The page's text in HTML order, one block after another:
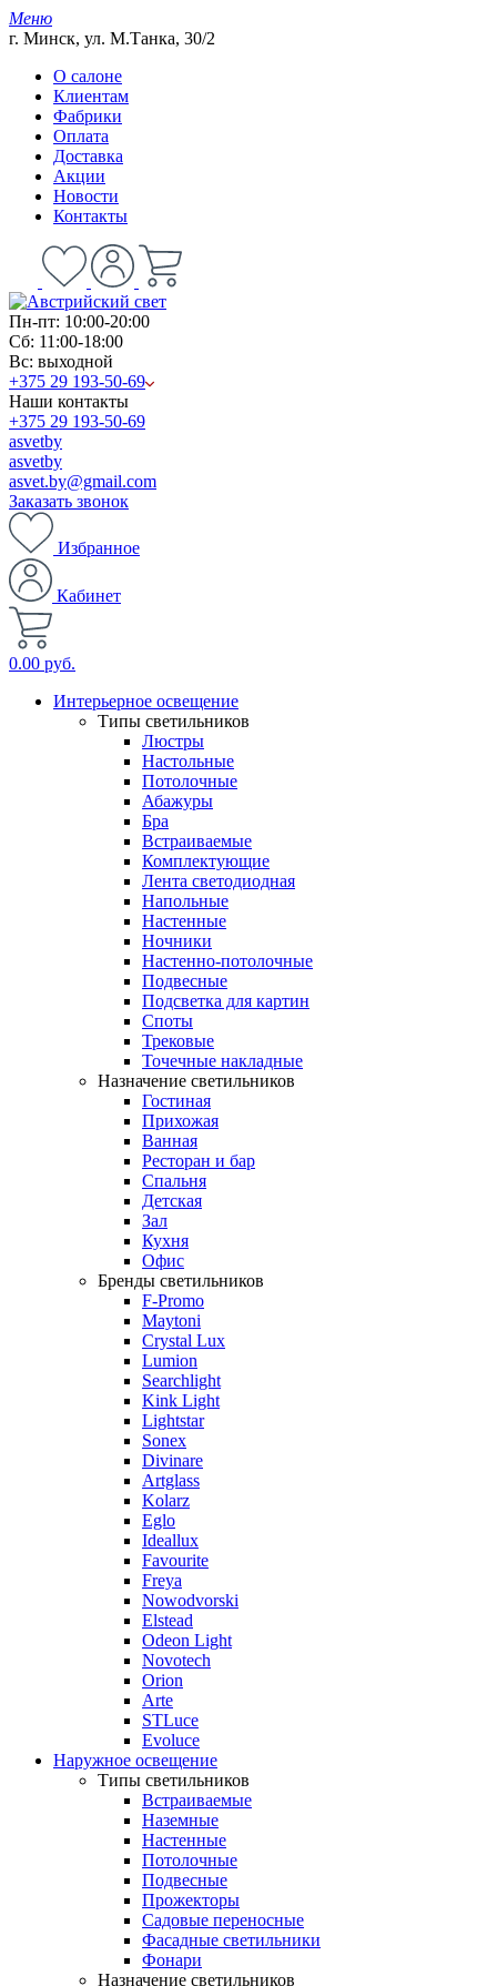
Меню
г. Минск, ул. М.Танка, 30/2
О салоне
Клиентам
Фабрики
Оплата
Доставка
Акции
Новости
Контакты
Пн-пт: 10:00-20:00
Сб: 11:00-18:00
Вс: выходной
+375 29 193-50-69
Наши контакты
+375 29 193-50-69
asvetby
asvetby
asvet.by@gmail.com
Заказать звонок
Избранное
Кабинет
0.00 руб.
Интерьерное освещение
Типы светильников
Люстры
Настольные
Потолочные
Абажуры
Бра
Встраиваемые
Комплектующие
Лента светодиодная
Напольные
Настенные
Ночники
Настенно-потолочные
Подвесные
Подсветка для картин
Споты
Трековые
Точечные накладные
Назначение светильников
Гостиная
Прихожая
Ванная
Ресторан и бар
Спальня
Детская
Зал
Кухня
Офис
Бренды светильников
F-Promo
Maytoni
Crystal Lux
Lumion
Searchlight
Kink Light
Lightstar
Sonex
Divinare
Artglass
Kolarz
Eglo
Ideallux
Favourite
Freya
Nowodvorski
Elstead
Odeon Light
Novotech
Orion
Arte
STLuce
Evoluce
Наружное освещение
Типы светильников
Встраиваемые
Наземные
Настенные
Потолочные
Подвесные
Прожекторы
Садовые переносные
Фасадные светильники
Фонари
Назначение светильников